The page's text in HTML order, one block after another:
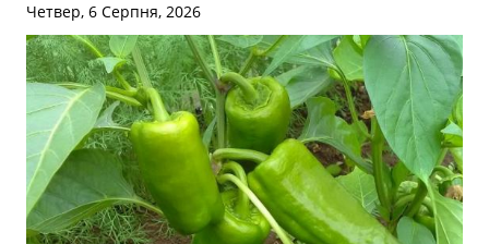
Четвер, 6 Серпня, 2026